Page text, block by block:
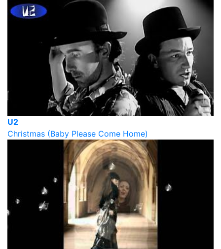
U2
Christmas (Baby Please Come Home)